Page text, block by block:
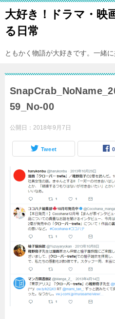
大好き！ドラマ・映
る日常
ともかく物語が大好きです。一緒
59_No-00
公開日： 2018年9月7日
Tweet 0